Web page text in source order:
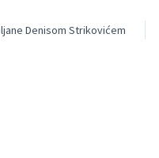
Denisom Strikovićem